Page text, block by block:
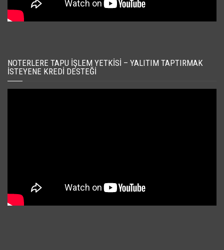
NOTERLERE TAPU İŞLEM YETKISI – YALITIM TAPTIRMAK
İSTEYENE KREDI DESTEĞI